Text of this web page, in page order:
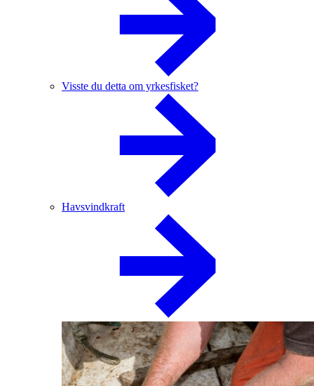
Visste du detta om yrkesfisket?
Havsvindkraft